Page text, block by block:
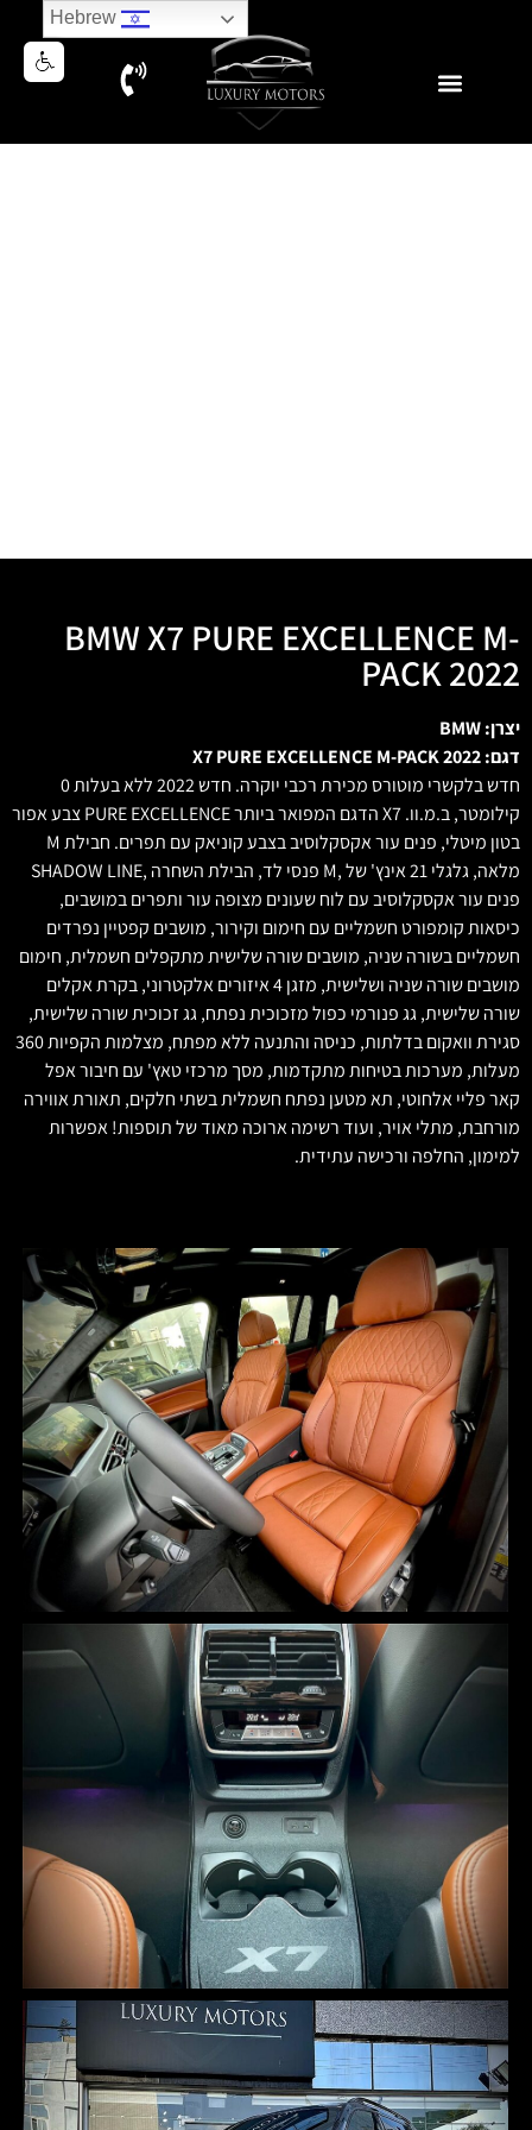
BMW X7 PURE EXCELLENCE M-
PACK 2022
יצרן: BMW
דגם: X7 PURE EXCELLENCE M-PACK 2022
חדש בלקשרי מוטורס מכירת רכבי יוקרה. חדש 2022 ללא בעלות 0
קילומטר, ב.מ.וו. X7 הדגם המפואר ביותר PURE EXCELLENCE צבע אפור
בטון מיטלי, פנים עור אקסקלוסיב בצבע קוניאק עם תפרים. חבילת M
מלאה, גלגלי 21 אינץ' של ,M פנסי לד, הבילת השחרה ,SHADOW LINE
פנים עור אקסקלוסיב עם לוח שעונים מצופה עור ותפרים במושבים,
כיסאות קומפורט חשמליים עם חימום וקירור, מושבים קפטיין נפרדים
חשמליים בשורה שניה, מושבים שורה שלישית מתקפלים חשמלית, חימום
מושבים שורה שניה ושלישית, מזגן 4 איזורים אלקטרוני, בקרת אקלים
שורה שלישית, גג פנורמי כפול מזכוכית נפתח, גג זכוכית שורה שלישית,
סגירת וואקום בדלתות, כניסה והתנעה ללא מפתח, מצלמות הקפיות 360
מעלות, מערכות בטיחות מתקדמות, מסך מרכזי טאץ' עם חיבור אפל
קאר פליי אלחוטי, תא מטען נפתח חשמלית בשתי חלקים, תאורת אווירה
מורחבת, מתלי אויר, ועוד רשימה ארוכה מאוד של תוספות! אפשרות
למימון, החלפה ורכישה עתידית.
Hebrew